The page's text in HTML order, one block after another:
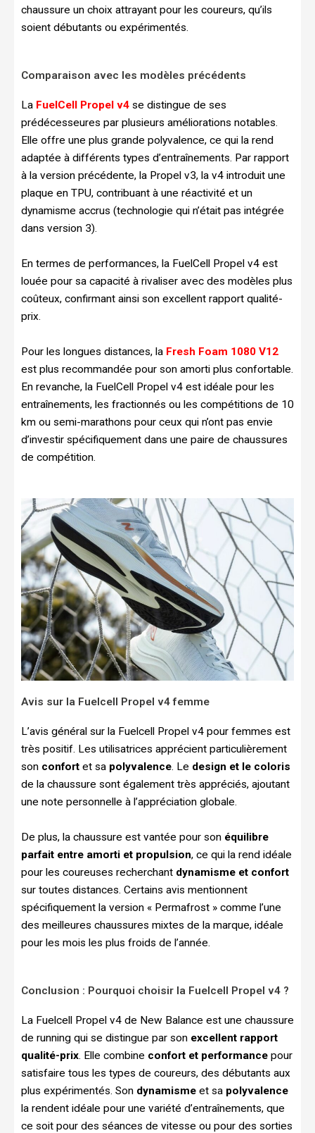
chaussure un choix attrayant pour les coureurs, qu’ils
soient débutants ou expérimentés.
Comparaison avec les modèles précédents
La FuelCell Propel v4 se distingue de ses
prédécesseures par plusieurs améliorations notables.
Elle offre une plus grande polyvalence, ce qui la rend
adaptée à différents types d’entraînements. Par rapport
à la version précédente, la Propel v3, la v4 introduit une
plaque en TPU, contribuant à une réactivité et un
dynamisme accrus (technologie qui n’était pas intégrée
dans version 3).
En termes de performances, la FuelCell Propel v4 est
louée pour sa capacité à rivaliser avec des modèles plus
coûteux, confirmant ainsi son excellent rapport qualité-
prix.
Pour les longues distances, la Fresh Foam 1080 V12
est plus recommandée pour son amorti plus confortable.
En revanche, la FuelCell Propel v4 est idéale pour les
entraînements, les fractionnés ou les compétitions de 10
km ou semi-marathons pour ceux qui n’ont pas envie
d’investir spécifiquement dans une paire de chaussures
de compétition.
Avis sur la Fuelcell Propel v4 femme
L’avis général sur la Fuelcell Propel v4 pour femmes est
très positif. Les utilisatrices apprécient particulièrement
son confort et sa polyvalence. Le design et le coloris
de la chaussure sont également très appréciés, ajoutant
une note personnelle à l’appréciation globale.
De plus, la chaussure est vantée pour son équilibre
parfait entre amorti et propulsion, ce qui la rend idéale
pour les coureuses recherchant dynamisme et confort
sur toutes distances. Certains avis mentionnent
spécifiquement la version « Permafrost » comme l’une
des meilleures chaussures mixtes de la marque, idéale
pour les mois les plus froids de l’année.
Conclusion : Pourquoi choisir la Fuelcell Propel v4 ?
La Fuelcell Propel v4 de New Balance est une chaussure
de running qui se distingue par son excellent rapport
qualité-prix. Elle combine confort et performance pour
satisfaire tous les types de coureurs, des débutants aux
plus expérimentés. Son dynamisme et sa polyvalence
la rendent idéale pour une variété d’entraînements, que
ce soit pour des séances de vitesse ou pour des sorties